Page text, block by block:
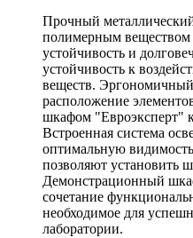
Прочный
полимерным веществом
устойчивость и
устойчивость к
веществ.
расположение
шкафом "Евроэксперт"
Встроенная система
оптимальную
позволяют установить
Демонстрационный
сочетание
необходимое для
лаборатории.